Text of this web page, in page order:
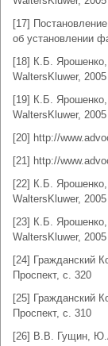
[17]
об установлении
[18] К.Б.
WaltersKluwer, 2005
[19] К.Б.
WaltersKluwer, 2005
[20] http://
[21] http://
[22] К.Б.
WaltersKluwer, 2005
[23] К.Б.
WaltersKluwer, 2005
[24] Гражданский
Проспект, с. 320
[25] Гражданский
Проспект, с. 310
[26] В.В. Гущин,